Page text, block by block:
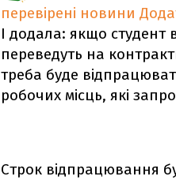
перевірені новини
І додала: якщо студент
переведуть на
треба буде
робочих місць, які
Строк відпрацювання